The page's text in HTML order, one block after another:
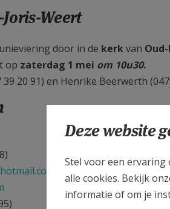
Weert
door in de kerkvan
op zaterdag 1 mei om 10u30.
20 91) en Henrike Beerwerth
Deze website
Stel voor een
alle cookies. Bekijk
informatie of om je